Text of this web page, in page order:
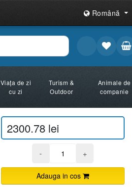
Română
Viața de zi
cu zi
Turism &
Outdoor
Animale de
companie
2300.78 lei
- +
Adauga in cos